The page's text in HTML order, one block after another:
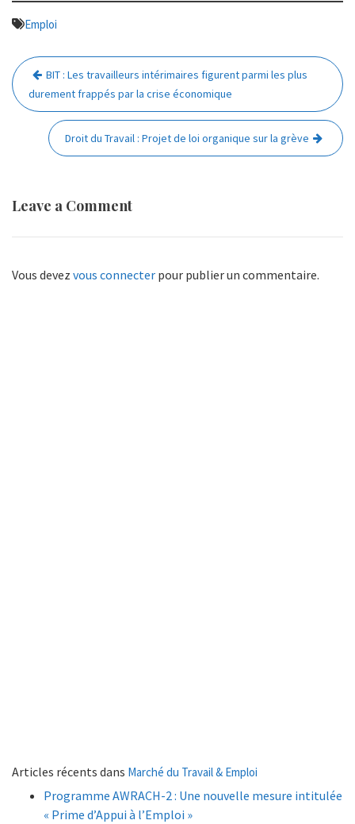
Emploi
Navigation
de
l’article
BIT : Les travailleurs intérimaires figurent parmi les plus
durement frappés par la crise économique
Droit du Travail : Projet de loi organique sur la grève
Leave a Comment
Vous devez vous connecter pour publier un commentaire.
Articles récents dans Marché du Travail & Emploi
Programme AWRACH-2 : Une nouvelle mesure intitulée
« Prime d’Appui à l’Emploi »